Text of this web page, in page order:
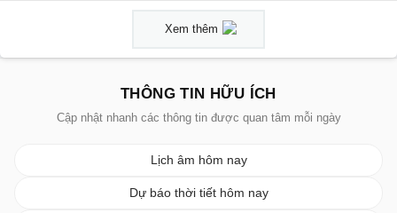
Xem thêm
THÔNG TIN HỮU ÍCH
Cập nhật nhanh các thông tin được quan tâm mỗi ngày
Lịch âm hôm nay
Dự báo thời tiết hôm nay